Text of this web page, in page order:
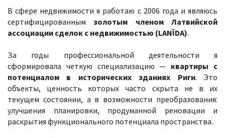
В сфере недвижимости я работаю с 2006 года и являюсь
сертифицированным золотым членом Латвийской
ассоциации сделок с недвижимостью (LANĪDA).
За годы профессиональной деятельности я
сформировала четкую специализацию — квартиры с
потенциалом в исторических зданиях Риги. Это
объекты, ценность которых часто скрыта не в их
текущем состоянии, а в возможности преобразования:
улучшения планировки, продуманной реновации и
раскрытия функционального потенциала пространства.